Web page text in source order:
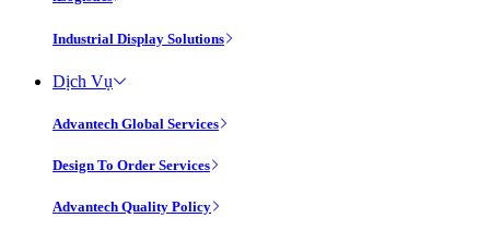
Industrial Display Solutions
Dịch Vụ
Advantech Global Services
Design To Order Services
Advantech Quality Policy